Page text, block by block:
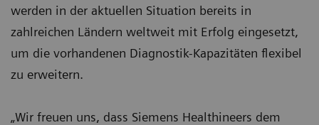
werden in der aktuellen Situation bereits in
zahlreichen Ländern weltweit mit Erfolg eingesetzt,
um die vorhandenen Diagnostik-Kapazitäten flexibel
zu erweitern.
„Wir freuen uns, dass Siemens Healthineers dem